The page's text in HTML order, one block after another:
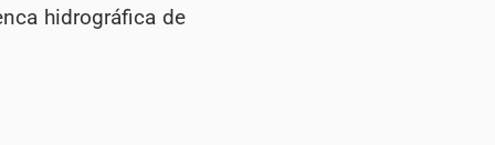
hidrográfica de